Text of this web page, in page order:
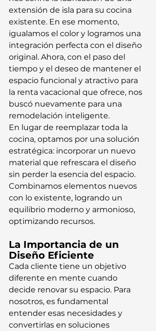
extensión de isla para su cocina
existente. En ese momento,
igualamos el color y logramos una
integración perfecta con el diseño
original. Ahora, con el paso del
tiempo y el deseo de mantener el
espacio funcional y atractivo para
la renta vacacional que ofrece, nos
buscó nuevamente para una
remodelación inteligente.
En lugar de reemplazar toda la
cocina, optamos por una solución
estratégica: incorporar un nuevo
material que refrescara el diseño
sin perder la esencia del espacio.
Combinamos elementos nuevos
con lo existente, logrando un
equilibrio moderno y armonioso,
optimizando recursos.
La Importancia de un
Diseño Eficiente
Cada cliente tiene un objetivo
diferente en mente cuando
decide renovar su espacio. Para
nosotros, es fundamental
entender esas necesidades y
convertirlas en soluciones